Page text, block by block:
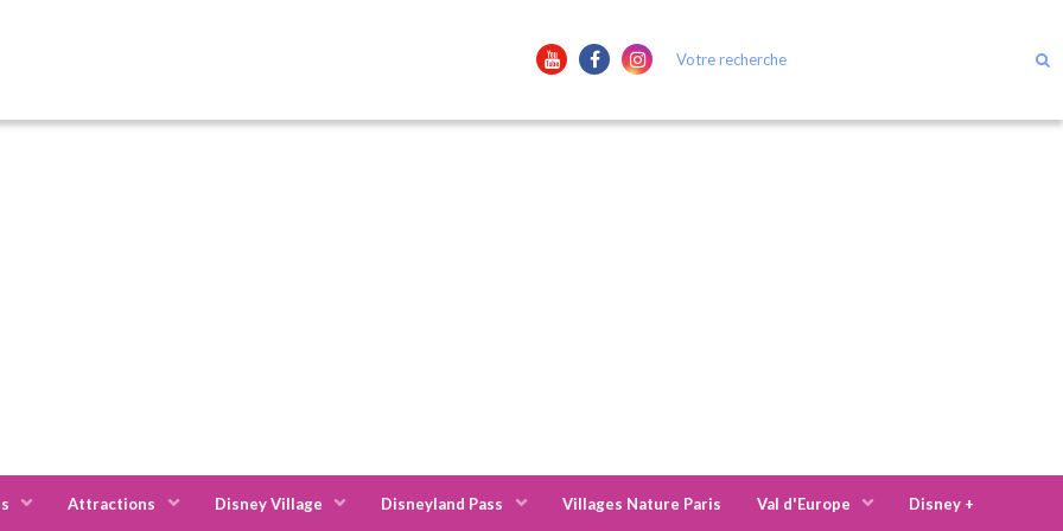
Attractions Disney Village Disneyland Pass Villages Nature Paris Val d'Europe Disney +
Vallée Val d'Europe Ibis Budget Marne-laVallée Val d'Europe